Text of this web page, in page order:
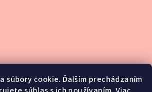
súbory cookie. Ďalším prechádzaním